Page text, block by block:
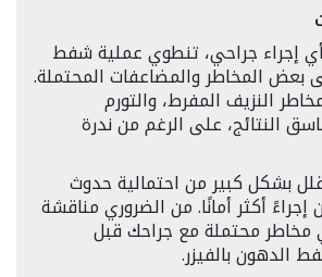
إجراء جراحي، تنطوي عملية شفط
بعض المخاطر والمضاعفات المحتملة.
النزيف المفرط، والتورم
النتائج، على الرغم من ندرة
بشكل كبير من احتمالية حدوث
أكثر أمانًا. من الضروري مناقشة
مخاطر محتملة مع جراحك قبل
الدهون بالفيزر.